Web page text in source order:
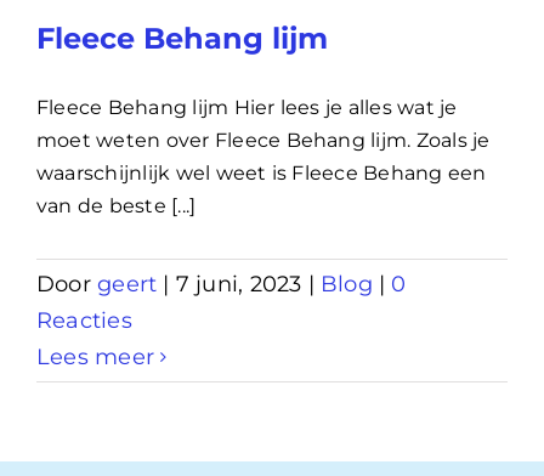
Fleece Behang lijm
Fleece Behang lijm Hier lees je alles wat je
moet weten over Fleece Behang lijm. Zoals je
waarschijnlijk wel weet is Fleece Behang een
van de beste [...]
Doorgeert | 7 juni, 2023 | Blog | 0
Reacties
Lees meer